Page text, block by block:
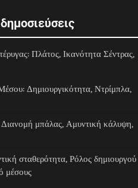
Πλάτος, Ικανότητα Σέντρας,
Δημιουργικότητα, Ντρίμπλα,
μπάλας, Αμυντική κάλυψη,
σταθερότητα, Ρόλος δημιουργού
μέσους